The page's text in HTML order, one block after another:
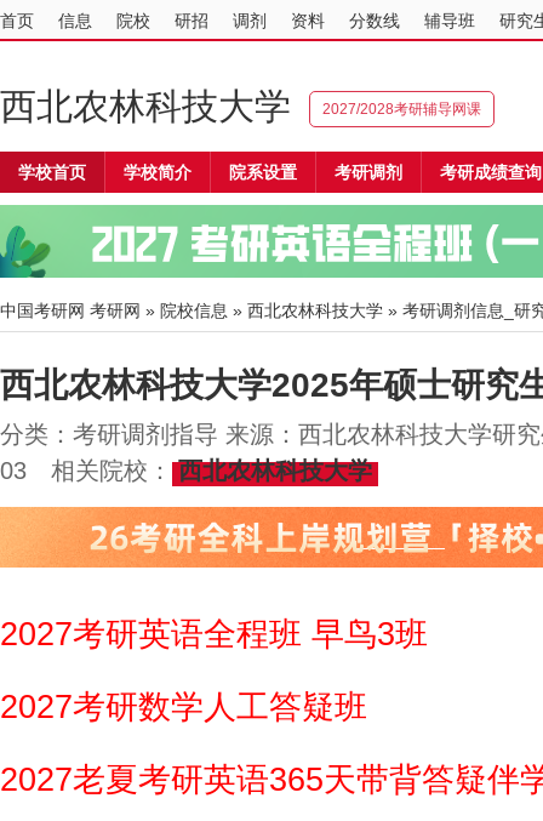
首页 信息 院校 研招 调剂 资料 分数线 辅导班 研究
西北农林科技大学 2027/2028考研辅导网课
学校首页 学校简介 院系设置 考研调剂 考研成绩查询
中国考研网 考研网 » 院校信息 » 西北农林科技大学 » 考研调剂信息_研
西北农林科技大学2025年硕士研究
分类：考研调剂指导 来源：西北农林科技大学研
03 相关院校：
西北农林科技大学
2027考研英语全程班 早鸟3班
2027考研数学人工答疑班
2027老夏考研英语365天带背答疑伴